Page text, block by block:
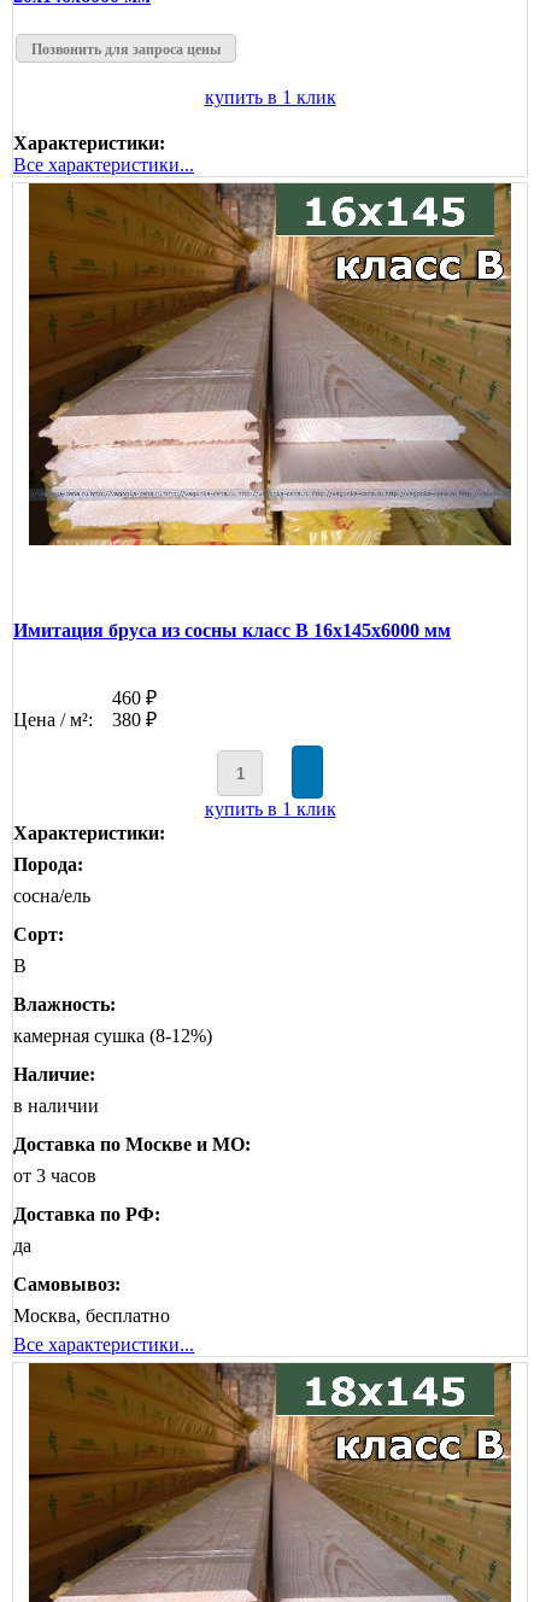
Позвонить для запроса цены
купить в 1 клик
Характеристики:
Все характеристики...
Имитация бруса из сосны класс В 16x145x6000 мм
460 ₽
Цена / м²:
380 ₽
купить в 1 клик
Характеристики:
Порода:
сосна/ель
Сорт:
B
Влажность:
камерная сушка (8-12%)
Наличие:
в наличии
Доставка по Москве и МО:
от 3 часов
Доставка по РФ:
да
Самовывоз:
Москва, бесплатно
Все характеристики...